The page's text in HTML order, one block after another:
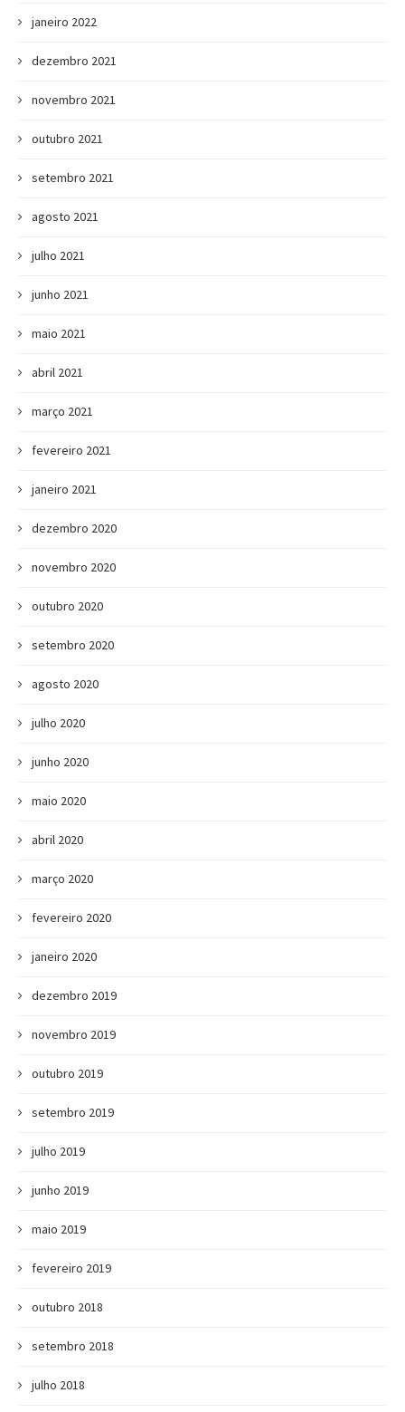
janeiro 2022
dezembro 2021
novembro 2021
outubro 2021
setembro 2021
agosto 2021
julho 2021
junho 2021
maio 2021
abril 2021
março 2021
fevereiro 2021
janeiro 2021
dezembro 2020
novembro 2020
outubro 2020
setembro 2020
agosto 2020
julho 2020
junho 2020
maio 2020
abril 2020
março 2020
fevereiro 2020
janeiro 2020
dezembro 2019
novembro 2019
outubro 2019
setembro 2019
julho 2019
junho 2019
maio 2019
fevereiro 2019
outubro 2018
setembro 2018
julho 2018